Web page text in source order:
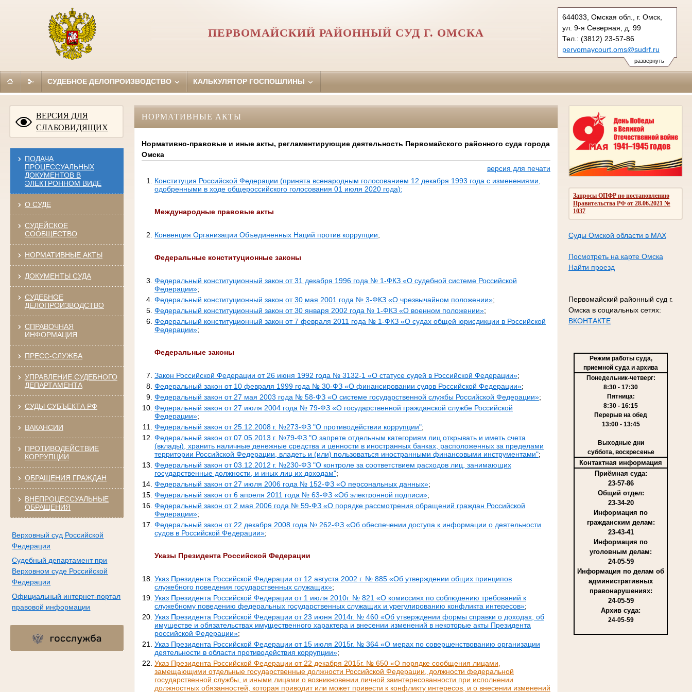
развернуть
644033, Омская обл., г. Омск,
ул. 9-я Северная, д. 99
Тел.: (3812) 23-57-86
pervomaycourt.oms@sudrf.ru
ПЕРВОМАЙСКИЙ РАЙОННЫЙ СУД Г. ОМСКА
СУДЕБНОЕ ДЕЛОПРОИЗВОДСТВО КАЛЬКУЛЯТОР ГОСПОШЛИНЫ
ВЕРСИЯ ДЛЯ
СЛАБОВИДЯЩИХ
ПОДАЧА
ПРОЦЕССУАЛЬНЫХ
ДОКУМЕНТОВ В
ЭЛЕКТРОННОМ ВИДЕ
О СУДЕ
СУДЕЙСКОЕ
СООБЩЕСТВО
НОРМАТИВНЫЕ АКТЫ
ДОКУМЕНТЫ СУДА
СУДЕБНОЕ
ДЕЛОПРОИЗВОДСТВО
СПРАВОЧНАЯ
ИНФОРМАЦИЯ
ПРЕСС-СЛУЖБА
УПРАВЛЕНИЕ СУДЕБНОГО
ДЕПАРТАМЕНТА
СУДЫ СУБЪЕКТА РФ
ВАКАНСИИ
ПРОТИВОДЕЙСТВИЕ
КОРРУПЦИИ
ОБРАЩЕНИЯ ГРАЖДАН
ВНЕПРОЦЕССУАЛЬНЫЕ
ОБРАЩЕНИЯ
Верховный суд Российской
Федерации
Судебный департамент при
Верховном суде Российской
Федерации
Официальный интернет-портал
правовой информации
Запросы ОПФР по постановлению
Правительства РФ от 28.06.2021 №
1037
Суды Омской области в MAX
Посмотреть на карте Омска
Найти проезд
Первомайский районный суд г.
Омска в социальных сетях:
ВКОНТАКТЕ
Режим работы суда,
приемной суда и архива
Понедельник-четверг:
8:30 - 17:30
Пятница:
8:30 - 16:15
Перерыв на обед
13:00 - 13:45
Выходные дни
суббота, воскресенье
Контактная информация
Приёмная суда:
23-57-86
Общий отдел:
23-34-20
Информация по
гражданским делам:
23-43-41
Информация по
уголовным делам:
24-05-59
Информация по делам об
административных
правонарушениях:
24-05-59
Архив суда:
24-05-59
НОРМАТИВНЫЕ АКТЫ
Нормативно-правовые и иные акты, регламентирующие деятельность Первомайского районного суда города
Омска
версия для печати
Конституция Российской Федерации (принята всенародным голосованием 12 декабря 1993 года с изменениями,
одобренными в ходе общероссийского голосования 01 июля 2020 года);
Международные правовые акты
Конвенция Организации Объединенных Наций против коррупции;
Федеральные конституционные законы
Федеральный конституционный закон от 31 декабря 1996 года № 1-ФКЗ «О судебной системе Российской
Федерации»;
Федеральный конституционный закон от 30 мая 2001 года № 3-ФКЗ «О чрезвычайном положении»;
Федеральный конституционный закон от 30 января 2002 года № 1-ФКЗ «О военном положении»;
Федеральный конституционный закон от 7 февраля 2011 года № 1-ФКЗ «О судах общей юрисдикции в Российской
Федерации»;
Федеральные законы
Закон Российской Федерации от 26 июня 1992 года № 3132-1 «О статусе судей в Российской Федерации»;
Федеральный закон от 10 февраля 1999 года № 30-ФЗ «О финансировании судов Российской Федерации»;
Федеральный закон от 27 мая 2003 года № 58-ФЗ «О системе государственной службы Российской Федерации»;
Федеральный закон от 27 июля 2004 года № 79-ФЗ «О государственной гражданской службе Российской
Федерации»;
Федеральный закон от 25.12.2008 г. №273-ФЗ "О противодействии коррупции";
Федеральный закон от 07.05.2013 г. №79-ФЗ "О запрете отдельным категориям лиц открывать и иметь счета
(вклады), хранить наличные денежные средства и ценности в иностранных банках, расположенных за пределами
территории Российской Федерации, владеть и (или) пользоваться иностранными финансовыми инструментами";
Федеральный закон от 03.12.2012 г. №230-ФЗ "О контроле за соответствием расходов лиц, занимающих
государственные должности, и иных лиц их доходам";
Федеральный закон от 27 июля 2006 года № 152-ФЗ «О персональных данных»;
Федеральный закон от 6 апреля 2011 года № 63-ФЗ «Об электронной подписи»;
Федеральный закон от 2 мая 2006 года № 59-ФЗ «О порядке рассмотрения обращений граждан Российской
Федерации»;
Федеральный закон от 22 декабря 2008 года № 262-ФЗ «Об обеспечении доступа к информации о деятельности
судов в Российской Федерации»;
Указы Президента Российской Федерации
Указ Президента Российской Федерации от 12 августа 2002 г. № 885 «Об утверждении общих принципов
служебного поведения государственных служащих»;
Указ Президента Российской Федерации от 1 июля 2010г. № 821 «О комиссиях по соблюдению требований к
служебному поведению федеральных государственных служащих и урегулированию конфликта интересов»;
Указ Президента Российской Федерации от 23 июня 2014г. № 460 «Об утверждении формы справки о доходах, об
имуществе и обязательствах имущественного характера и внесении изменений в некоторые акты Президента
российской Федерации»;
Указ Президента Российской Федерации от 15 июля 2015г. № 364 «О мерах по совершенствованию организации
деятельности в области противодействия коррупции»;
Указ Президента Российской Федерации от 22 декабря 2015г. № 650 «О порядке сообщения лицами,
замещающими отдельные государственные должности Российской Федерации, должности федеральной
государственной службы, и иными лицами о возникновении личной заинтересованности при исполнении
должностных обязанностей, которая приводит или может привести к конфликту интересов, и о внесении изменений